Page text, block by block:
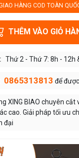
HÀNG COD TOÀN
THÊM VÀO GIỎ
Thứ 2 - Thứ 7: 8h - 12h
0865313813 để
XING BIAO chuyên cắt
cao. Giải pháp tối ưu
đại